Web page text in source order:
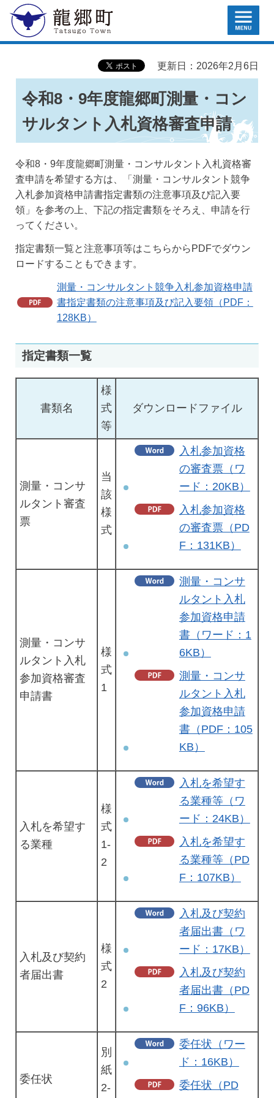
龍郷町 MENU
更新日：2026年2月6日
令和8・9年度龍郷町測量・コン
サルタント入札資格審査申請
令和8・9年度龍郷町測量・コンサルタント入札資格審
査申請を希望する方は、「測量・コンサルタント競争
入札参加資格申請書指定書類の注意事項及び記入要
領」を参考の上、下記の指定書類をそろえ、申請を行
ってください。
指定書類一覧と注意事項等はこちらからPDFでダウン
ロードすることもできます。
測量・コンサルタント競争入札参加資格申請
書指定書類の注意事項及び記入要領（PDF：
128KB）
指定書類一覧
書類名
様
式
等
ダウンロードファイル
測量・コンサ
ルタント審査
票
当
該
様
式
入札参加資格
の審査票（ワ
ード：20KB）
入札参加資格
の審査票（PD
F：131KB）
測量・コンサ
ルタント入札
参加資格審査
申請書
様
式
1
測量・コンサ
ルタント入札
参加資格申請
書（ワード：1
6KB）
測量・コンサ
ルタント入札
参加資格申請
書（PDF：105
KB）
入札を希望す
る業種
様
式
1-
2
入札を希望す
る業種等（ワ
ード：24KB）
入札を希望す
る業種等（PD
F：107KB）
入札及び契約
者届出書
様
式
2
入札及び契約
者届出書（ワ
ード：17KB）
入札及び契約
者届出書（PD
F：96KB）
委任状
別
紙
2-
委任状（ワー
ド：16KB）
委任状（PD